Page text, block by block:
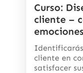
Curso:
cliente –
cliente en
satisfacer